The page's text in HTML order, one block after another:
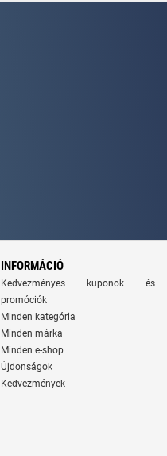
INFORMÁCIÓ
Kedvezményes kuponok és
promóciók
Minden kategória
Minden márka
Minden e-shop
Újdonságok
Kedvezmények